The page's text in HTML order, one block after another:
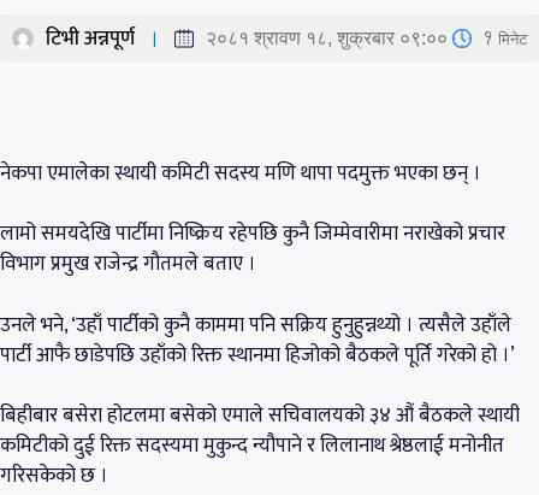
टिभी अन्नपूर्ण २०८१ श्रावण १८, शुक्रबार ०९:०० 1 मिनेट
नेकपा एमालेका स्थायी कमिटी सदस्य मणि थापा पदमुक्त भएका छन् ।
लामो समयदेखि पार्टीमा निष्क्रिय रहेपछि कुनै जिम्मेवारीमा नराखेको प्रचार
विभाग प्रमुख राजेन्द्र गौतमले बताए ।
उनले भने, ‘उहाँ पार्टीको कुनै काममा पनि सक्रिय हुनुहुन्नथ्यो । त्यसैले उहाँले
पार्टी आफै छाडेपछि उहाँको रिक्त स्थानमा हिजोको बैठकले पूर्ति गरेको हो ।’
बिहीबार बसेरा होटलमा बसेको एमाले सचिवालयको ३४ औं बैठकले स्थायी
कमिटीको दुई रिक्त सदस्यमा मुकुन्द न्यौपाने र लिलानाथ श्रेष्ठलाई मनोनीत
गरिसकेको छ ।